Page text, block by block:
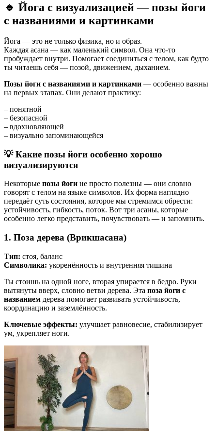
🔹 Йога с визуализацией— позы йоги
с названиями и картинками
Йога — это не только физика, но и образ.
Каждая асана — как маленький символ. Она что-то
пробуждает внутри. Помогает соединиться с телом, как будто
ты читаешь себя — позой, движением, дыханием.
Позы йоги с названиями и картинками — особенно важны
на первых этапах. Они делают практику:
– понятной
– безопасной
– вдохновляющей
– визуально запоминающейся
💡 Какие позы йоги особенно хорошо
визуализируются
Некоторые позы йоги не просто полезны — они словно
говорят с телом на языке символов. Их форма наглядно
передаёт суть состояния, которое мы стремимся обрести:
устойчивость, гибкость, поток. Вот три асаны, которые
особенно легко представить, почувствовать — и запомнить.
1. Поза дерева (Врикшасана)
Тип: стоя, баланс
Символика: укоренённость и внутренняя тишина
Ты стоишь на одной ноге, вторая упирается в бедро. Руки
вытянуты вверх, словно ветви дерева. Эта поза йоги с
названием дерева помогает развивать устойчивость,
координацию и заземлённость.
Ключевые эффекты: улучшает равновесие, стабилизирует
ум, укрепляет ноги.